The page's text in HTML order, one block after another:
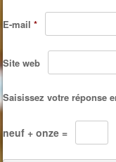
E-mail*
Site web
Saisissez votre réponse
neuf + onze =